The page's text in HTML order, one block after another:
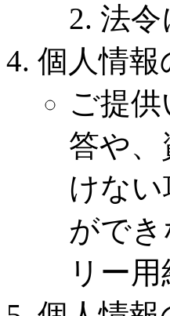
法令
個人情報
ご提
答や
けな
がで
リー